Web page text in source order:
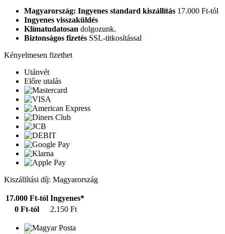
Magyarország: Ingyenes standard kiszállítás 17.000 Ft-tól
Ingyenes visszaküldés
Klímatudatosan dolgozunk.
Biztonságos fizetés SSL-titkosítással
Kényelmesen fizethet
Utánvét
Előre utalás
Kiszállítási díj: Magyarország
17.000 Ft-tól Ingyenes*
0 Ft-tól
2.150 Ft